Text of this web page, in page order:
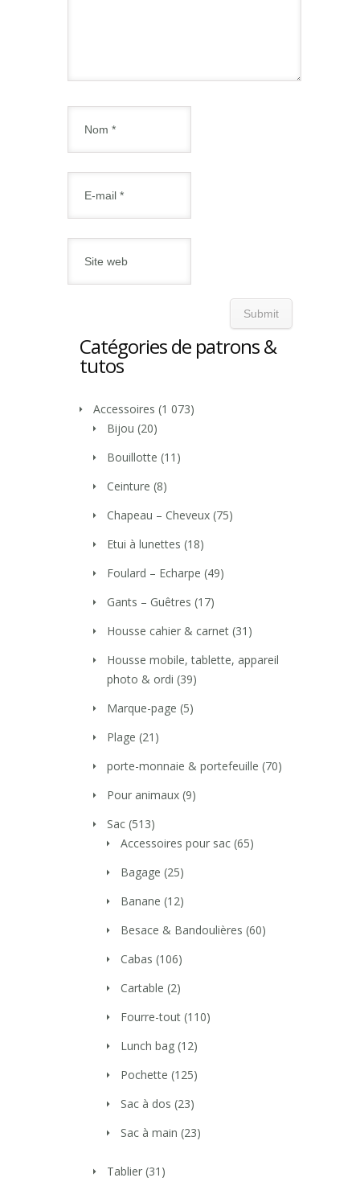
Catégories de patrons &
tutos
Accessoires (1 073)
Bijou (20)
Bouillotte (11)
Ceinture (8)
Chapeau – Cheveux (75)
Etui à lunettes (18)
Foulard – Echarpe (49)
Gants – Guêtres (17)
Housse cahier & carnet (31)
Housse mobile, tablette, appareil
photo & ordi (39)
Marque-page (5)
Plage (21)
porte-monnaie & portefeuille (70)
Pour animaux (9)
Sac (513)
Accessoires pour sac (65)
Bagage (25)
Banane (12)
Besace & Bandoulières (60)
Cabas (106)
Cartable (2)
Fourre-tout (110)
Lunch bag (12)
Pochette (125)
Sac à dos (23)
Sac à main (23)
Tablier (31)